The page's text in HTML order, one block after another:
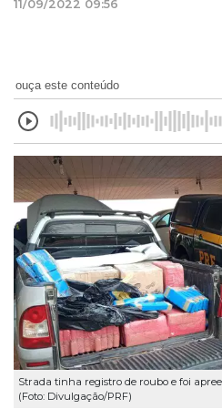
11/09/2022 09:56
ouça este conteúdo
Strada tinha registro de roubo e foi
(Foto: Divulgação/PRF)